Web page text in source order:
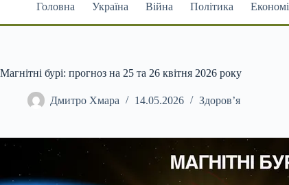
Головна Україна Війна Політика
Магнітні бурі: прогноз на 25 та 26 квітня 2026 року
Дмитро Хмара 14.05.2026 Здоров’я